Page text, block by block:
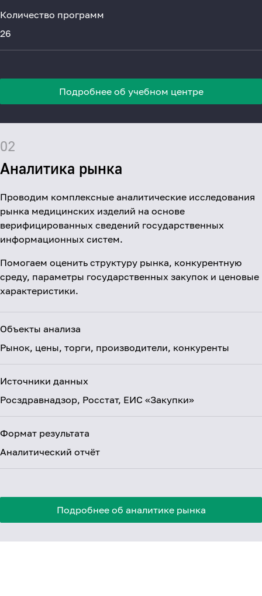
Количество программ
26
Подробнее об учебном центре
02
Аналитика рынка
Проводим комплексные аналитические исследования
рынка медицинских изделий на основе
верифицированных сведений государственных
информационных систем.
Помогаем оценить структуру рынка, конкурентную
среду, параметры государственных закупок и ценовые
характеристики.
Объекты анализа
Рынок, цены, торги, производители, конкуренты
Источники данных
Росздравнадзор, Росстат, ЕИС «Закупки»
Формат результата
Аналитический отчёт
Подробнее об аналитике рынка